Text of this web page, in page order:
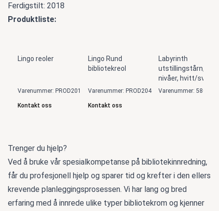
Ferdigstilt: 2018
Produktliste:
Lingo reoler
Varenummer: PROD201
Kontakt oss
Lingo Rund
bibliotekreol
Varenummer: PROD204
Kontakt oss
Labyrinth
utstillingstårn, 5
nivåer, hvitt/svart
Varenummer: 5806
Trenger du hjelp?
Ved å bruke vår spesialkompetanse på bibliotekinnredning,
får du profesjonell hjelp og sparer tid og krefter i den ellers
krevende planleggingsprosessen. Vi har lang og bred
erfaring med å innrede ulike typer bibliotekrom og kjenner